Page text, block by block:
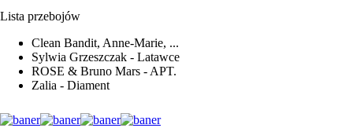
Lista przebojów
Clean Bandit, Anne-Marie, ...
Sylwia Grzeszczak - Latawce
ROSE & Bruno Mars - APT.
Zalia - Diament